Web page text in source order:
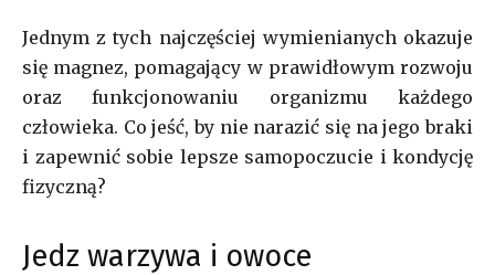
Jednym z tych najczęściej wymienianych okazuje
się magnez, pomagający w prawidłowym rozwoju
oraz funkcjonowaniu organizmu każdego
człowieka. Co jeść, by nie narazić się na jego braki
i zapewnić sobie lepsze samopoczucie i kondycję
fizyczną?
Jedz warzywa i owoce